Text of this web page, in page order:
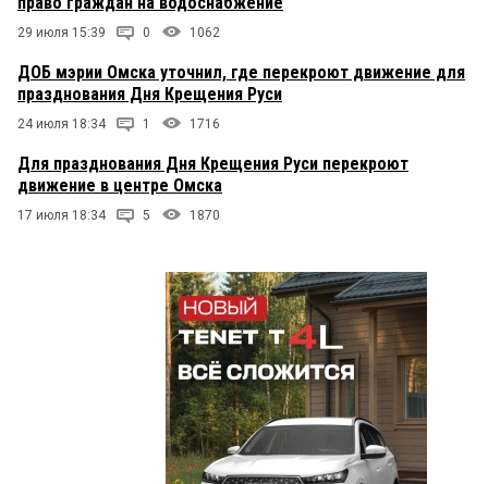
29 июля 15:39 0 1062
ДОБ мэрии Омска уточнил, где перекроют движение для
празднования Дня Крещения Руси
24 июля 18:34 1 1716
Для празднования Дня Крещения Руси перекроют
движение в центре Омска
17 июля 18:34 5 1870